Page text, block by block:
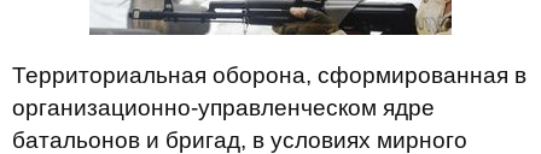
Территориальная оборона, сформированная в
организационно-управленческом ядре
батальонов и бригад, в условиях мирного